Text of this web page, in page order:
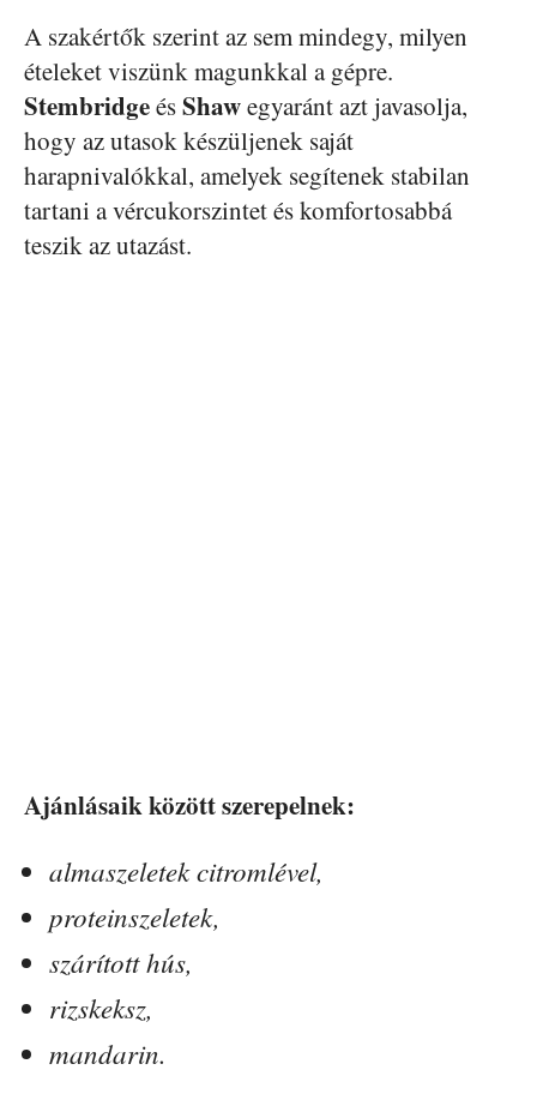
A szakértők szerint az sem mindegy, milyen
ételeket viszünk magunkkal a gépre.
StembridgeésShawegyaránt azt javasolja,
hogy az utasok készüljenek saját
harapnivalókkal, amelyek segítenek stabilan
tartani a vércukorszintet és komfortosabbá
teszik az utazást.
Ajánlásaik között szerepelnek:
almaszeletek citromlével,
proteinszeletek,
szárított hús,
rizskeksz,
mandarin.